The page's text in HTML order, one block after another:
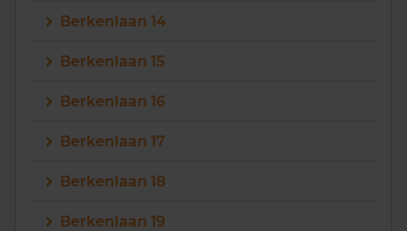
Maandag t/m vrijdag - 08:00 -18:00
Berkenlaan 14
Berkenlaan 15
Berkenlaan 16
Berkenlaan 17
Berkenlaan 18
Berkenlaan 19